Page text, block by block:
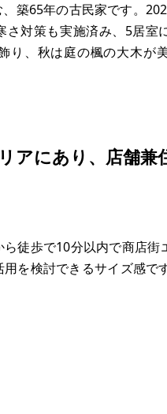
築65年の古民家です。
対策も実施済み、5居室
り、秋は庭の楓の大木が
アにあり、店舗兼
徒歩で10分以内で商店街
を検討できるサイズ感